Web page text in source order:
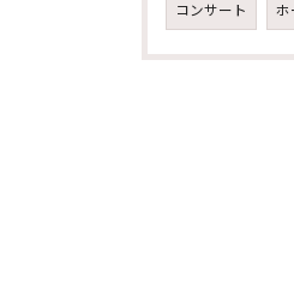
コンサート ホ